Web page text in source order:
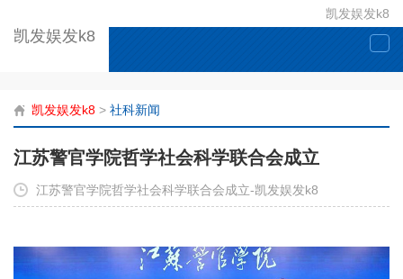
凯发娱发k8
凯发娱发k8
凯发娱发k8 > 社科新闻
江苏警官学院哲学社会科学联合会成立
江苏警官学院哲学社会科学联合会成立-凯发娱发k8